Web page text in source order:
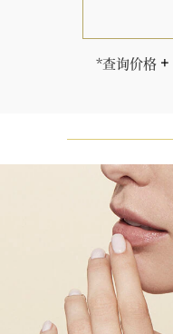
*查询价格
宝石皆与众
式，重量和
如有疑问，